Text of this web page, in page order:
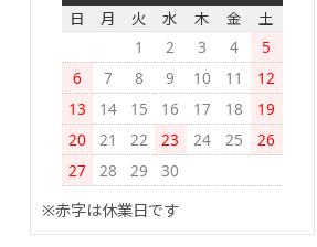
日
月 火 水 木 金
土
1
2 3 4
5
6
7 8 9 10 11
12
13
14 15 16 17 18
19
20
21 22 23 24 25
26
27
28 29
30
※赤字は休業日です